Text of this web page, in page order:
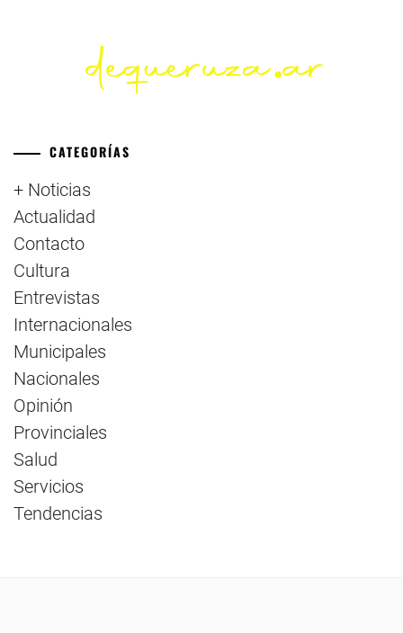
CATEGORÍAS
+ Noticias
Actualidad
Contacto
Cultura
Entrevistas
Internacionales
Municipales
Nacionales
Opinión
Provinciales
Salud
Servicios
Tendencias